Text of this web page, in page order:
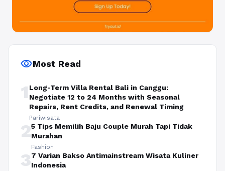
visibilityMost Read
1 Long-Term Villa Rental Bali in Canggu:
Negotiate 12 to 24 Months with Seasonal
Repairs, Rent Credits, and Renewal Timing
Pariwisata
25 Tips Memilih Baju Couple Murah Tapi Tidak
Murahan
Fashion
37 Varian Bakso Antimainstream Wisata Kuliner
Indonesia